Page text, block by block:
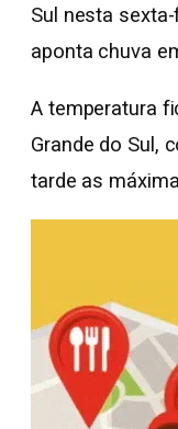
Sul nesta
aponta chuva
A temperatura
Grande do Sul,
tarde as